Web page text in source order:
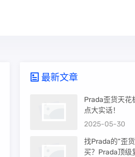
最新文章
Prada歪货天花
点大实话！
2025-05-30
找Prada的“歪
买？Prada顶级